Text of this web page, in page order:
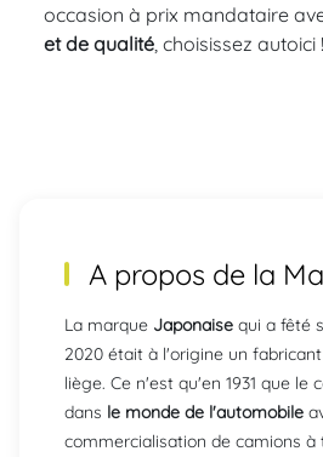
occasion à prix mandataire
et de qualité , choisissez autoici !
A propos de la
La marque Japonaise qui a fêté
2020 était à l'origine un
liège. Ce n'est qu'en 1931 que le
dans le monde de l'automobile
commercialisation de camions à